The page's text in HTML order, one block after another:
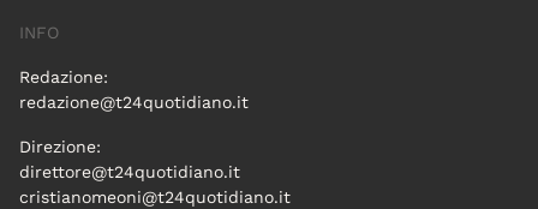
INFO
Redazione:
redazione@t24quotidiano.it
Direzione:
direttore@t24quotidiano.it
cristianomeoni@t24quotidiano.it